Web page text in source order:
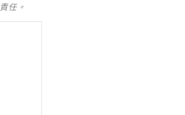
任。